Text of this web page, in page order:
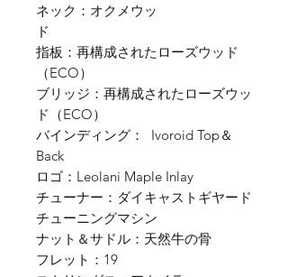
ネック：オクメウッ
ド
指板：再構成されたローズウッド
（ECO）
ブリッジ：再構成されたローズウッ
ド（ECO）
バインディング： Ivoroid Top＆
Back
ロゴ：Leolani Maple Inlay
チューナー：ダイキャストギヤード
チューニングマシン
ナット＆サドル：天然牛の骨
フレット：19